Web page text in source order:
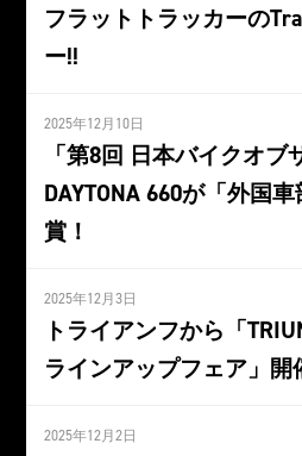
フラットトラッカーの
ー!!
2025年12月10日
「第8回 日本バイクオ
DAYTONA 660が「外国
賞！
2025年12月3日
トライアンフから「
ラインアップフェア」開
2025年12月2日